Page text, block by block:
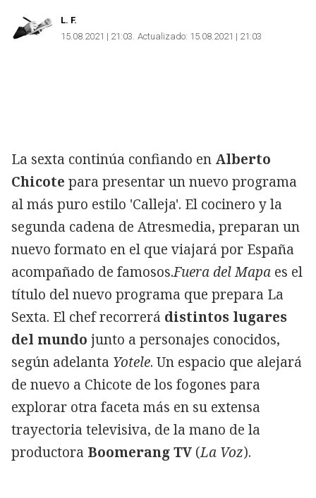
L. F.
15.08.2021 | 21:03 Actualizado: 15.08.2021 | 21:03
La sexta continúa confiando en Alberto
Chicote para presentar un nuevo programa
al más puro estilo 'Calleja'. El cocinero y la
segunda cadena de Atresmedia, preparan un
nuevo formato en el que viajará por España
acompañado de famosos.Fuera del Mapa es el
título del nuevo programa que prepara La
Sexta. El chef recorrerá distintos lugares
del mundo junto a personajes conocidos,
según adelanta Yotele. Un espacio que alejará
de nuevo a Chicote de los fogones para
explorar otra faceta más en su extensa
trayectoria televisiva, de la mano de la
productora Boomerang TV (La Voz).